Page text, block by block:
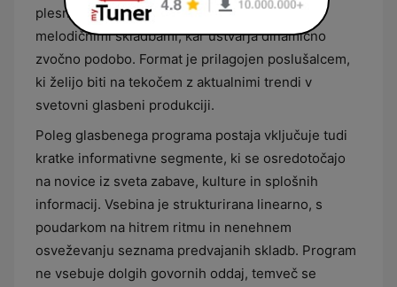
plesno glasbo, sodobnim ritmičnim popom in
melodičnimi skladbami, kar ustvarja dinamično
zvočno podobo. Format je prilagojen poslušalcem,
ki želijo biti na tekočem z aktualnimi trendi v
svetovni glasbeni produkciji.
Poleg glasbenega programa postaja vključuje tudi
kratke informativne segmente, ki se osredotočajo
na novice iz sveta zabave, kulture in splošnih
informacij. Vsebina je strukturirana linearno, s
poudarkom na hitrem ritmu in nenehnem
osveževanju seznama predvajanih skladb. Program
ne vsebuje dolgih govornih oddaj, temveč se